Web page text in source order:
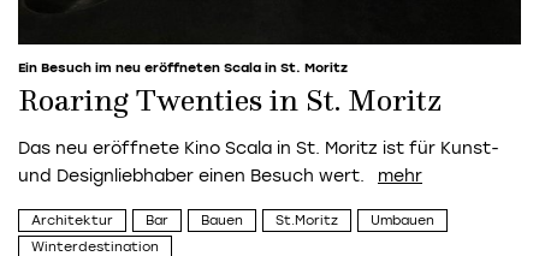
Ein Besuch im neu eröffneten Scala in St. Moritz
Roaring Twenties in St. Moritz
Das neu eröffnete Kino Scala in St. Moritz ist für Kunst-
und Designliebhaber einen Besuch wert.
Architektur Bar Bauen St.Moritz
Umbauen
Winterdestination